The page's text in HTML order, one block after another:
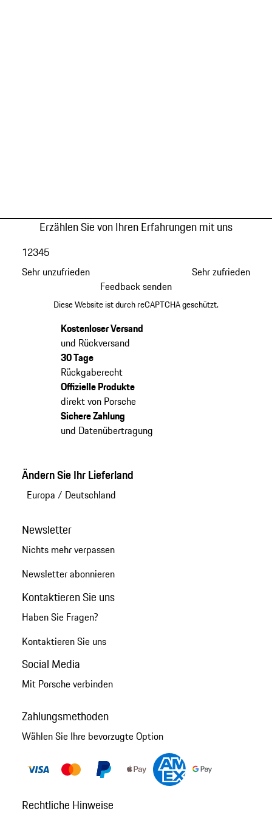
Erzählen Sie von Ihren Erfahrungen mit uns
Sehr unzufrieden
12345
Sehr zufrieden
Feedback senden
Diese Website ist durch reCAPTCHA geschützt.
Kostenloser Versand
und Rückversand
30 Tage
Rückgaberecht
Offizielle Produkte
direkt von Porsche
Sichere Zahlung
und Datenübertragung
Ändern Sie Ihr Lieferland
Europa / Deutschland
Newsletter
Nichts mehr verpassen
Newsletter abonnieren
Kontaktieren Sie uns
Haben Sie Fragen?
Kontaktieren Sie uns
Social Media
Mit Porsche verbinden
Zahlungsmethoden
Wählen Sie Ihre bevorzugte Option
Rechtliche Hinweise